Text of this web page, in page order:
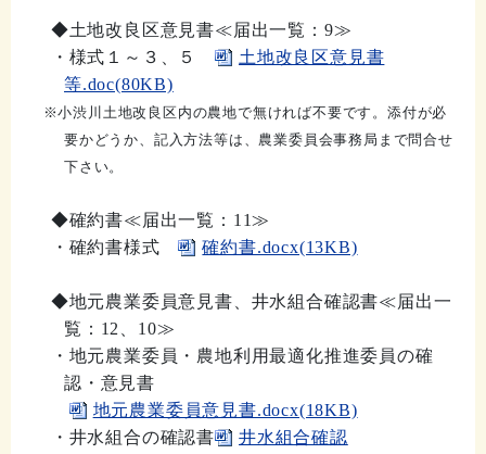
◆土地改良区意見書≪届出一覧：9≫
・様式１～３、５
土地改良区意見書
等.doc(80KB)
※小渋川土地改良区内の農地で無ければ不要です。添付が必
要かどうか、記入方法等は、農業委員会事務局まで問合せ
下さい。
◆確約書≪届出一覧：11≫
・確約書様式
確約書.docx(13KB)
◆地元農業委員意見書、井水組合確認書≪届出一
覧：12、10≫
・地元農業委員・農地利用最適化推進委員の確
認・意見書
地元農業委員意見書.docx(18KB)
・井水組合の確認書
井水組合確認